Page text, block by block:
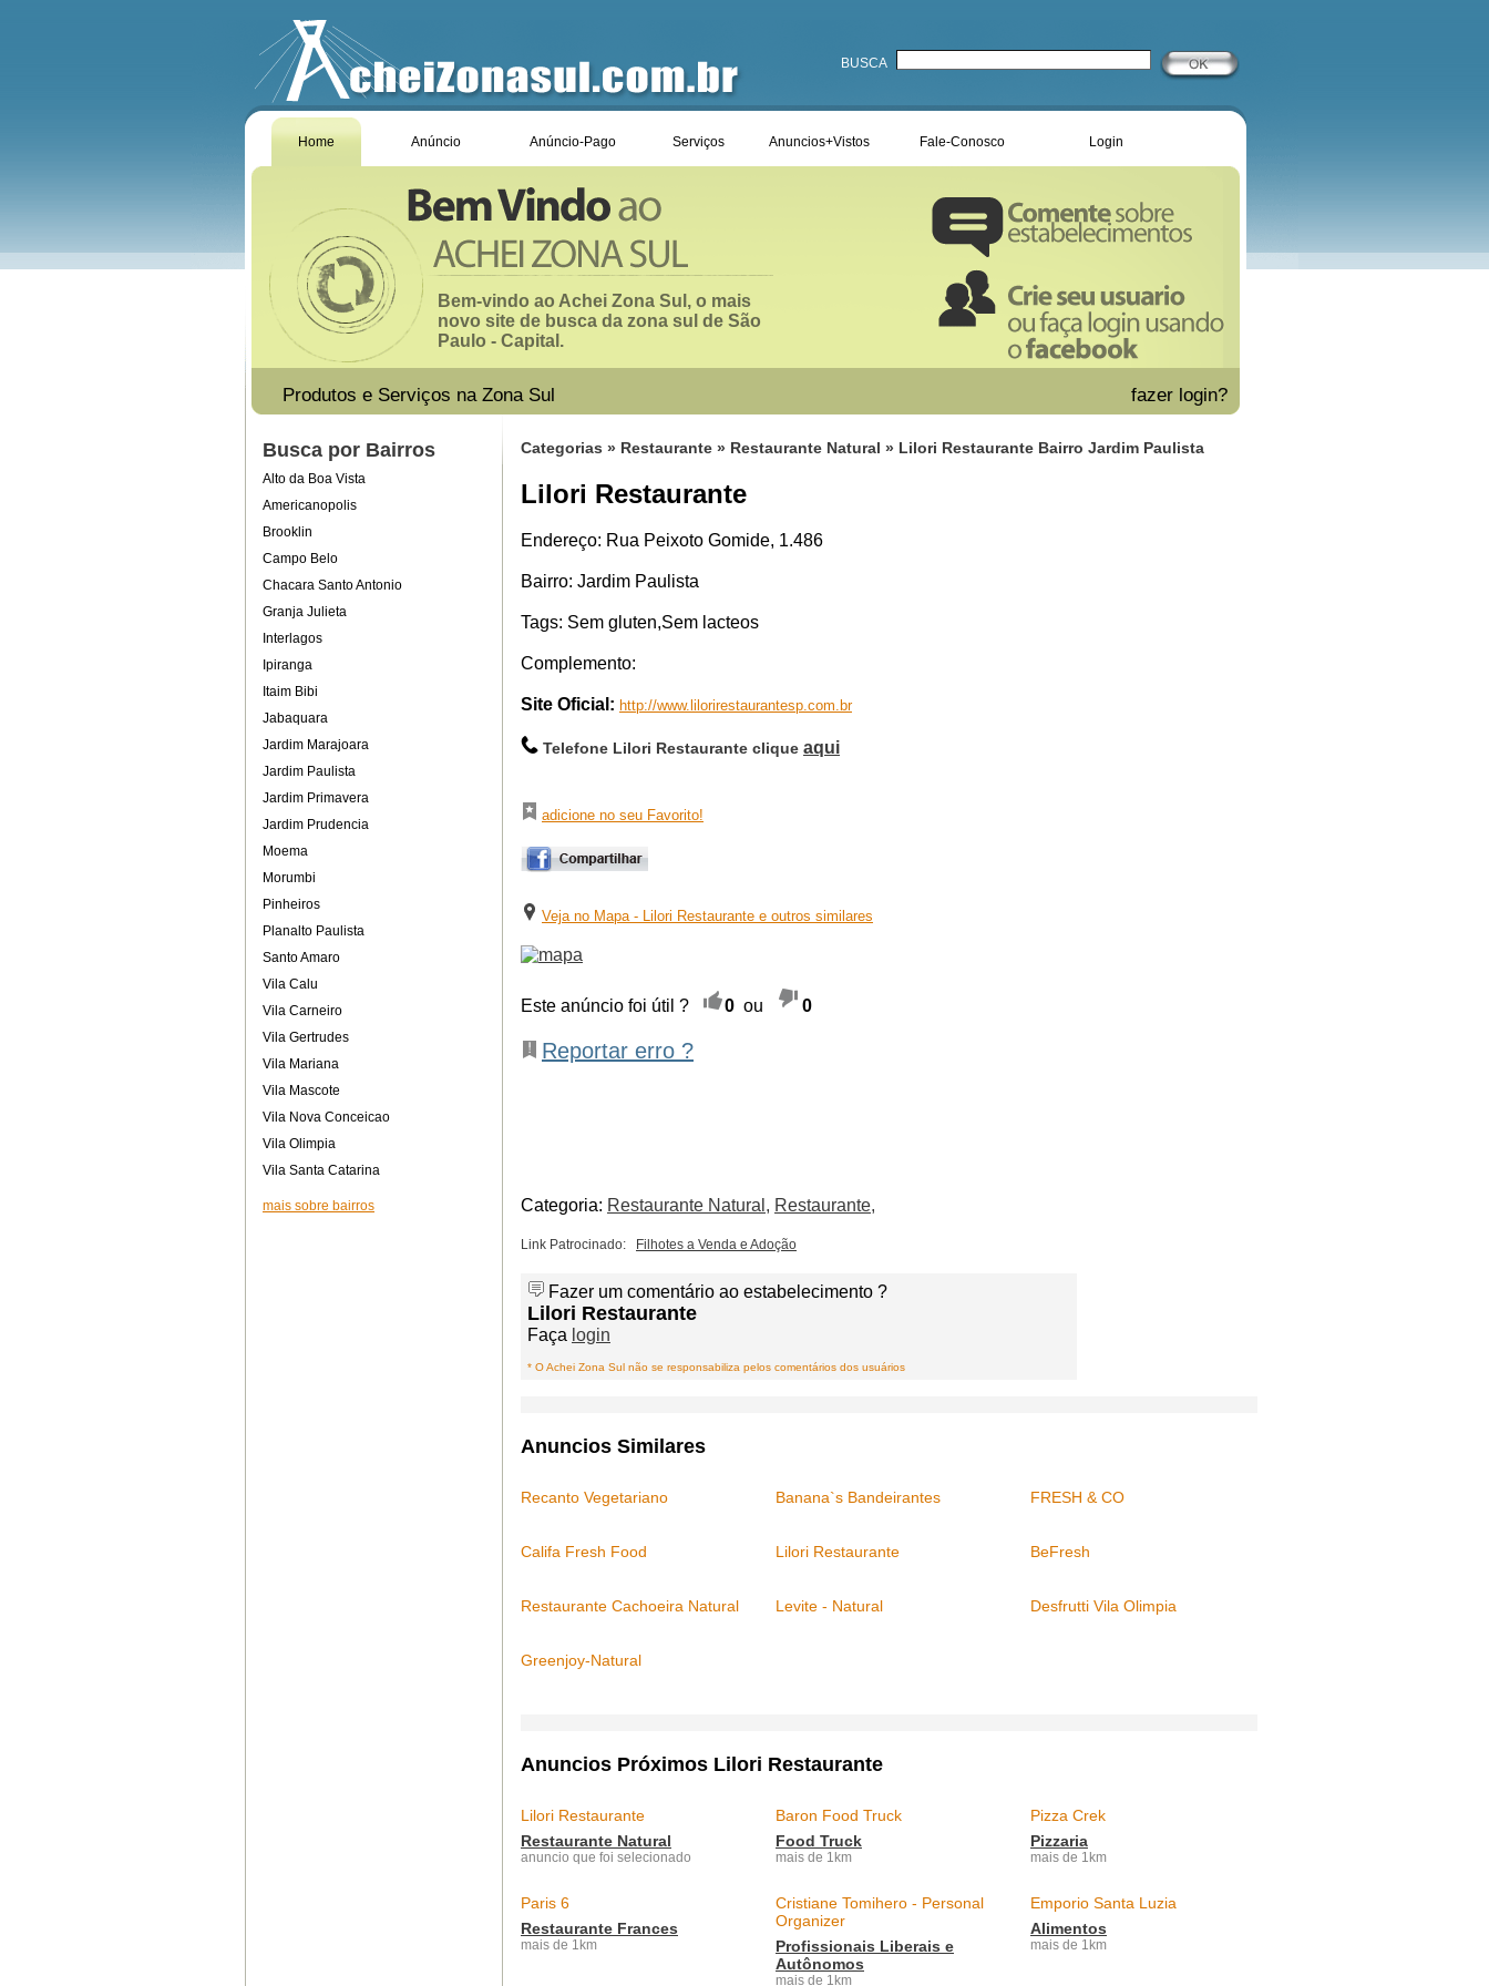
BUSCA
Home Anúncio Anúncio-Pago Serviços Anuncios+Vistos Fale-Conosco Login
Bem-vindo ao Achei Zona Sul, o mais
novo site de busca da zona sul de São
Paulo - Capital.
Produtos e Serviços na Zona Sul fazer login?
Busca por Bairros
Alto da Boa Vista
Americanopolis
Brooklin
Campo Belo
Chacara Santo Antonio
Granja Julieta
Interlagos
Ipiranga
Itaim Bibi
Jabaquara
Jardim Marajoara
Jardim Paulista
Jardim Primavera
Jardim Prudencia
Moema
Morumbi
Pinheiros
Planalto Paulista
Santo Amaro
Vila Calu
Vila Carneiro
Vila Gertrudes
Vila Mariana
Vila Mascote
Vila Nova Conceicao
Vila Olimpia
Vila Santa Catarina
mais sobre bairros
Categorias » Restaurante » Restaurante Natural » Lilori Restaurante Bairro Jardim Paulista
Lilori Restaurante
Endereço: Rua Peixoto Gomide, 1.486
Bairro: Jardim Paulista
Tags: Sem gluten,Sem lacteos
Complemento:
Site Oficial: http://www.lilorirestaurantesp.com.br
Telefone Lilori Restaurante clique aqui
adicione no seu Favorito!
Veja no Mapa - Lilori Restaurante e outros similares
Este anúncio foi útil ? 0 ou 0
Reportar erro ?
Categoria: Restaurante Natural, Restaurante,
Link Patrocinado: Filhotes a Venda e Adoção
Fazer um comentário ao estabelecimento ?
Lilori Restaurante
Faça login
* O Achei Zona Sul não se responsabiliza pelos comentários dos usuários
Anuncios Similares
Recanto Vegetariano Banana`s Bandeirantes FRESH & CO
Califa Fresh Food Lilori Restaurante BeFresh
Restaurante Cachoeira Natural Levite - Natural Desfrutti Vila Olimpia
Greenjoy-Natural
Anuncios Próximos Lilori Restaurante
Lilori Restaurante
Restaurante Natural
anuncio que foi selecionado
Baron Food Truck
Food Truck
mais de 1km
Pizza Crek
Pizzaria
mais de 1km
Paris 6
Restaurante Frances
mais de 1km
Cristiane Tomihero - Personal
Organizer
Profissionais Liberais e
Autônomos
mais de 1km
Emporio Santa Luzia
Alimentos
mais de 1km